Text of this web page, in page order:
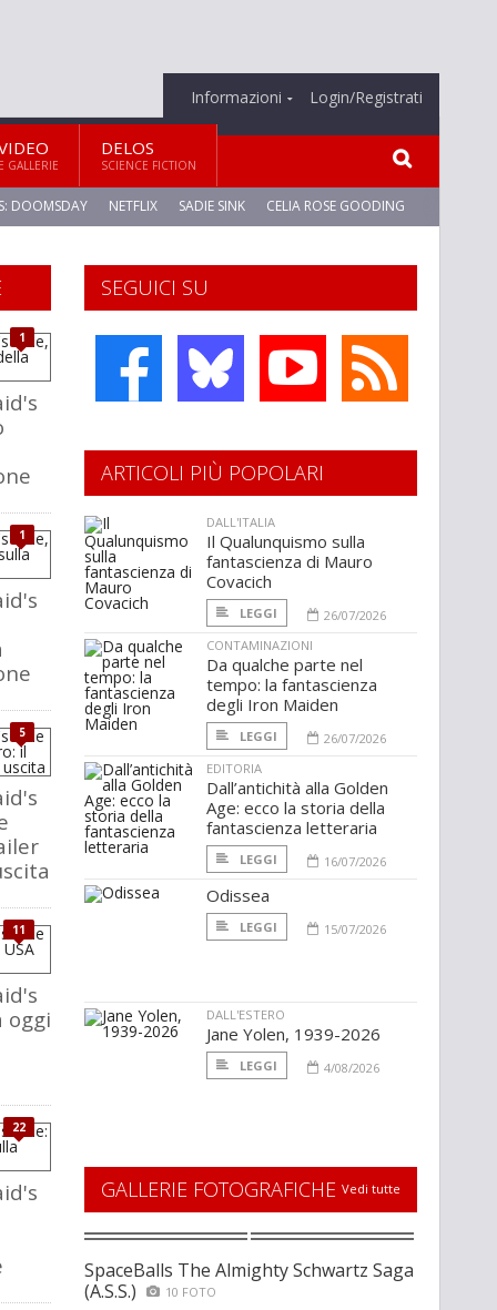
Informazioni Login/Registrati
E GALLERIE
DELOS
SCIENCE FICTION
DOOMSDAY NETFLIX SADIE SINK CELIA ROSE GOODING
SEGUICI SU
1
1
5
11
oggi
22
ARTICOLI PIÙ POPOLARI
DALL'ITALIA
Il Qualunquismo sulla
fantascienza di Mauro
Covacich
LEGGI
26/07/2026
CONTAMINAZIONI
Da qualche parte nel
tempo: la fantascienza
degli Iron Maiden
LEGGI
26/07/2026
EDITORIA
Dall’antichità alla Golden
Age: ecco la storia della
fantascienza letteraria
LEGGI 16/07/2026
Odissea
LEGGI 15/07/2026
DALL'ESTERO
Jane Yolen, 1939-2026
LEGGI 4/08/2026
GALLERIE FOTOGRAFICHE Vedi tutte
SpaceBalls The Almighty Schwartz Saga
(A.S.S.)
10 FOTO